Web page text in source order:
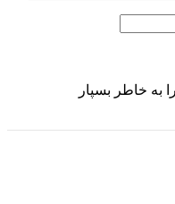
به خاطر بسپار